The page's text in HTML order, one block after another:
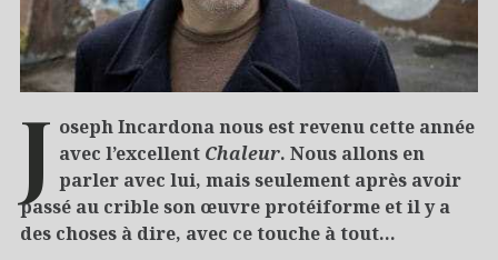
J oseph Incardona nous est revenu cette année
avec l’excellent Chaleur. Nous allons en
parler avec lui, mais seulement après avoir
passé au crible son œuvre protéiforme et il y a
des choses à dire, avec ce touche à tout…